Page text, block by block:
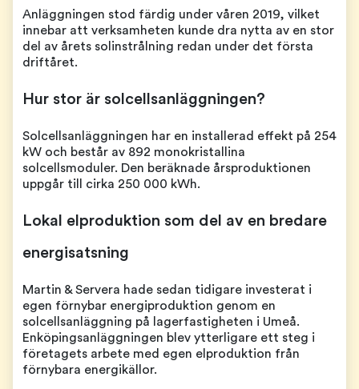
Anläggningen stod färdig under våren 2019, vilket
innebar att verksamheten kunde dra nytta av en stor
del av årets solinstrålning redan under det första
driftåret.
Hur stor är solcellsanläggningen?
Solcellsanläggningen har en installerad effekt på 254
kW och består av 892 monokristallina
solcellsmoduler. Den beräknade årsproduktionen
uppgår till cirka 250 000 kWh.
Lokal elproduktion som del av en bredare
energisatsning
Martin & Servera hade sedan tidigare investerat i
egen förnybar energiproduktion genom en
solcellsanläggning på lagerfastigheten i Umeå.
Enköpingsanläggningen blev ytterligare ett steg i
företagets arbete med egen elproduktion från
förnybara energikällor.